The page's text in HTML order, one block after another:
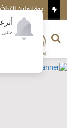
حتى
لمهرجان جرش